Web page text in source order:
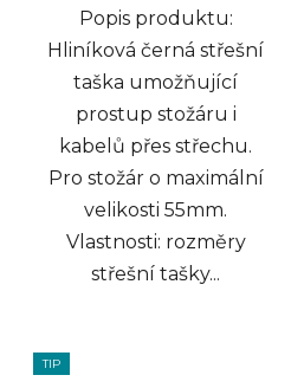
Popis produktu:
Hliníková černá střešní
taška umožňující
prostup stožáru i
kabelů přes střechu.
Pro stožár o maximální
velikosti 55mm.
Vlastnosti: rozměry
střešní tašky...
TIP